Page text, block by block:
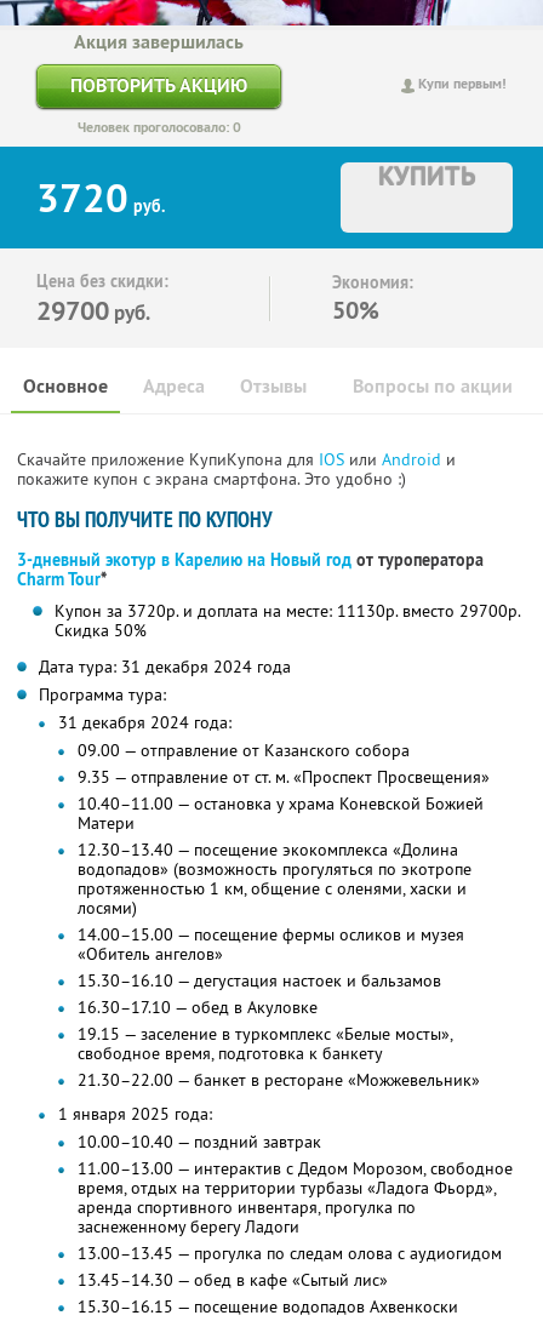
Купи первым!
Акция завершилась
ПОВТОРИТЬ АКЦИЮ
Человек проголосовало: 0
3720 руб.
КУПИТЬ
Цена без скидки:
29700 руб.
Экономия:
50%
Основное Отзывы Вопросы по акции
Адреса
Скачайте приложение КупиКупона для IOS или Android и
покажите купон с экрана смартфона. Это удобно :)
ЧТО ВЫ ПОЛУЧИТЕ ПО КУПОНУ
3-дневный экотур в Карелию на Новый год от туроператора
Charm Tour*
Купон за 3720р. и доплата на месте: 11130р. вместо 29700р.
Скидка 50%
Дата тура: 31 декабря 2024 года
Программа тура:
31 декабря 2024 года:
09.00 — отправление от Казанского собора
9.35 — отправление от ст. м. «Проспект Просвещения»
10.40–11.00 — остановка у храма Коневской Божией
Матери
12.30–13.40 — посещение экокомплекса «Долина
водопадов» (возможность прогуляться по экотропе
протяженностью 1 км, общение с оленями, хаски и
лосями)
14.00–15.00 — посещение фермы осликов и музея
«Обитель ангелов»
15.30–16.10 — дегустация настоек и бальзамов
16.30–17.10 — обед в Акуловке
19.15 — заселение в туркомплекс «Белые мосты»,
свободное время, подготовка к банкету
21.30–22.00 — банкет в ресторане «Можжевельник»
1 января 2025 года:
10.00–10.40 — поздний завтрак
11.00–13.00 — интерактив с Дедом Морозом, свободное
время, отдых на территории турбазы «Ладога Фьорд»,
аренда спортивного инвентаря, прогулка по
заснеженному берегу Ладоги
13.00–13.45 — прогулка по следам олова с аудиогидом
13.45–14.30 — обед в кафе «Сытый лис»
15.30–16.15 — посещение водопадов Ахвенкоски